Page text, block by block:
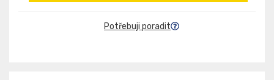
Potřebuji poradit